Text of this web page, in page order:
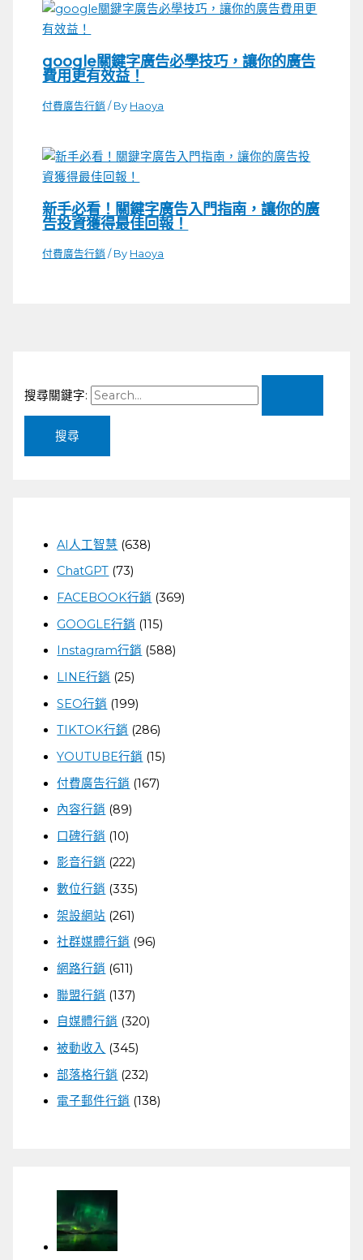
google關鍵字廣告必學技巧，讓你的廣告
費用更有效益！
付費廣告行銷 / By Haoya
新手必看！關鍵字廣告入門指南，讓你的廣
告投資獲得最佳回報！
付費廣告行銷 / By Haoya
搜尋關鍵字:
AI人工智慧 (638)
ChatGPT (73)
FACEBOOK行銷 (369)
GOOGLE行銷 (115)
Instagram行銷 (588)
LINE行銷 (25)
SEO行銷 (199)
TIKTOK行銷 (286)
YOUTUBE行銷 (15)
付費廣告行銷 (167)
內容行銷 (89)
口碑行銷 (10)
影音行銷 (222)
數位行銷 (335)
架設網站 (261)
社群媒體行銷 (96)
網路行銷 (611)
聯盟行銷 (137)
自媒體行銷 (320)
被動收入 (345)
部落格行銷 (232)
電子郵件行銷 (138)